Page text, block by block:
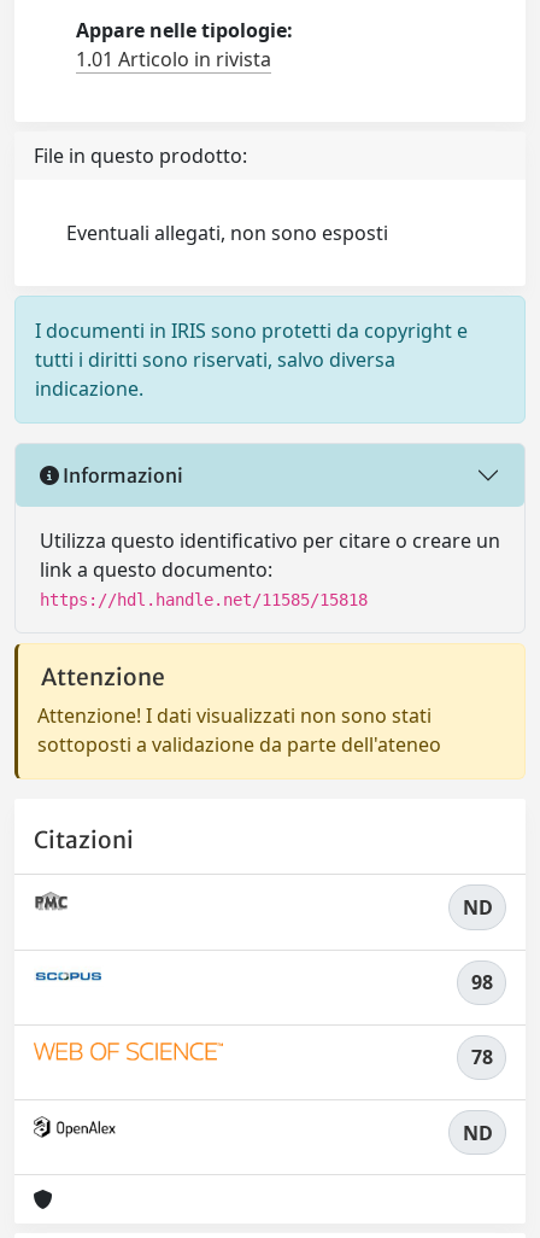
Appare nelle tipologie:
1.01 Articolo in rivista
File in questo prodotto:
Eventuali allegati, non sono esposti
I documenti in IRIS sono protetti da copyright e
tutti i diritti sono riservati, salvo diversa
indicazione.
Informazioni
Utilizza questo identificativo per citare o creare un
link a questo documento:
https://hdl.handle.net/11585/15818
Attenzione
Attenzione! I dati visualizzati non sono stati
sottoposti a validazione da parte dell'ateneo
Citazioni
ND
98
78
ND